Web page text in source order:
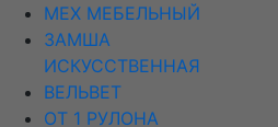
МЕХ МЕБЕЛЬНЫЙ
ЗАМША
ИСКУССТВЕННАЯ
ВЕЛЬВЕТ
ОТ 1 РУЛОНА